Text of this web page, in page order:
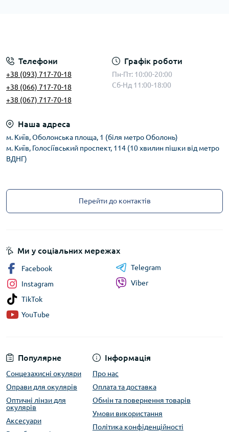
Телефони
+38 (093) 717-70-18
+38 (066) 717-70-18
+38 (067) 717-70-18
Графік роботи
Пн-Пт: 10:00-20:00
Сб-Нд 11:00-18:00
Наша адреса
м. Київ, Оболонська площа, 1 (біля метро Оболонь)
м. Київ, Голосіївський проспект, 114 (10 хвилин пішки від метро
ВДНГ)
Перейти до контактів
Популярне
Сонцезахисні окуляри
Оправи для окулярів
Оптичні лінзи для
окулярів
Аксесуари
Інформація
Про нас
Оплата та доставка
Обмін та повернення товарів
Умови використання
Політика конфіденційності
Ми у соціальних мережах
Facebook
Instagram
TikTok
YouTube
Telegram
Viber